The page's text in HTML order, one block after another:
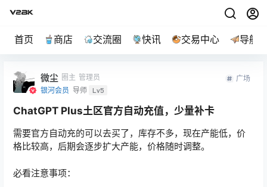
首页 商店 交流圈 快讯 交易中心 导航
微尘 圈主 管理员
银河会员 导师 Lv5
广场
ChatGPT Plus土区官方自动充值，少量补卡
需要官方自动充的可以去买了，库存不多，现在产能低，价
格比较高，后期会逐步扩大产能，价格随时调整。
必看注意事项：